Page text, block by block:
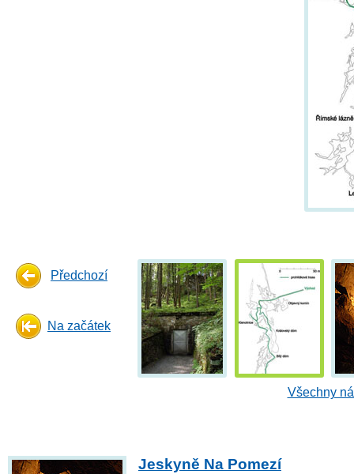
Předchozí
Na začátek
Všechny
Jeskyně Na Pomezí